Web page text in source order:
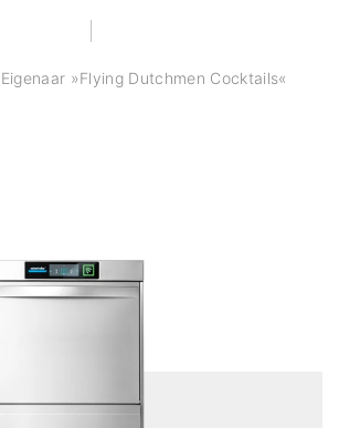
Eigenaar »Flying Dutchmen Cocktails«